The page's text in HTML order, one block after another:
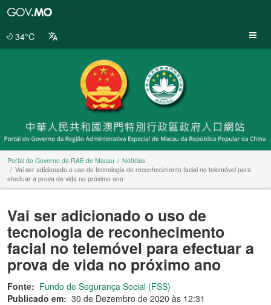
34°C
Portal do Governo da RAE de Macau
Notícias
Vai ser adicionado o uso de tecnologia de reconhecimento facial no telemóvel para
efectuar a prova de vida no próximo ano
Vai ser adicionado o uso de
tecnologia de reconhecimento
facial no telemóvel para efectuar a
prova de vida no próximo ano
Fonte: Fundo de Segurança Social (FSS)
Publicado em: 30 de Dezembro de 2020 às 12:31